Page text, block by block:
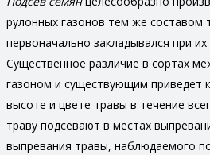
рулонных газонов тем же составом
первоначально закладывался при их
Существенное различие в сортах
газоном и существующим приведет
высоте и цвете травы в течение
траву подсевают в местах
выпревания травы, наблюдаемого